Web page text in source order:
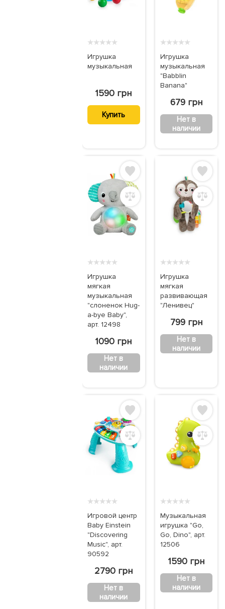
★★★★★
Игрушка
музыкальная
1590 грн
Купить
★★★★★
Игрушка
музыкальная
"Babblin
Banana"
679 грн
Нет в
наличии
★★★★★
Игрушка
мягкая
музыкальная
"слоненок Hug-
a-bye Baby",
арт. 12498
1090 грн
Нет в
наличии
★★★★★
Игрушка
мягкая
развивающая
"Ленивец"
799 грн
Нет в
наличии
★★★★★
Игровой центр
Baby Einstein
"Discovering
Music", арт.
90592
2790 грн
Нет в
наличии
★★★★★
Музыкальная
игрушка "Go,
Go, Dino", арт.
12506
1590 грн
Нет в
наличии